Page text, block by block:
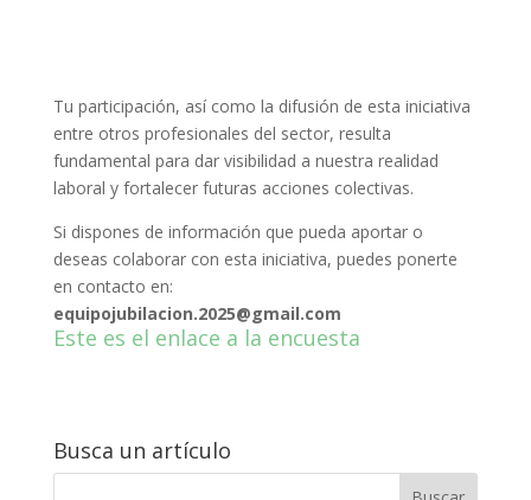
Tu participación, así como la difusión de esta iniciativa
entre otros profesionales del sector, resulta
fundamental para dar visibilidad a nuestra realidad
laboral y fortalecer futuras acciones colectivas.
Si dispones de información que pueda aportar o
deseas colaborar con esta iniciativa, puedes ponerte
en contacto en:
equipojubilacion.2025@gmail.com
Este es el enlace a la encuesta
Busca un artículo